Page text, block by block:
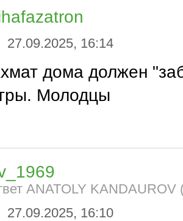
27.09.2025, 16:14
дома должен
Молодцы
ANATOLY KANDAUROV
27.09.2025, 16:10